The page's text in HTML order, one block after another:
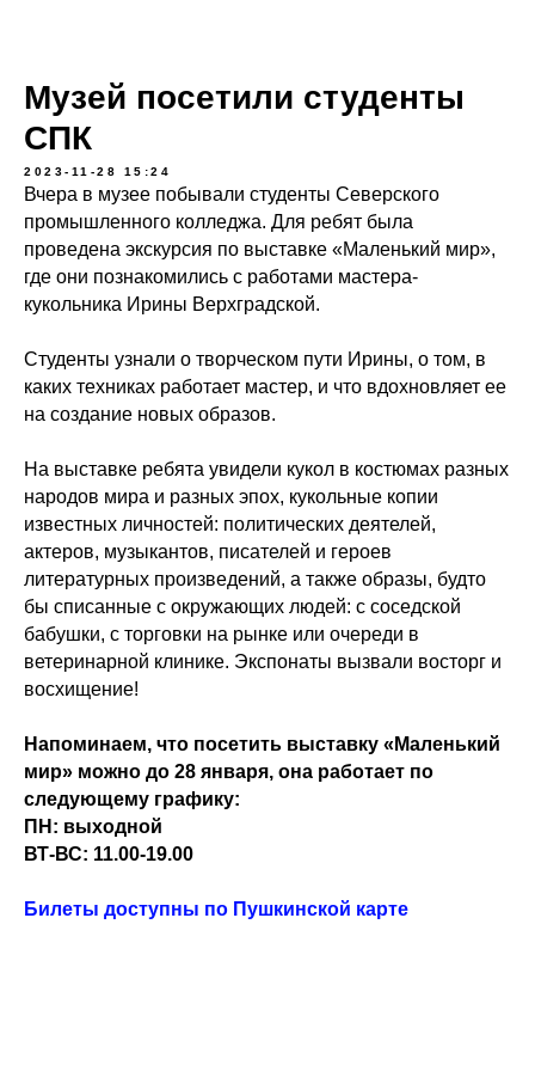
Музей посетили студенты
СПК
2023-11-28 15:24
Вчера в музее побывали студенты Северского
промышленного колледжа. Для ребят была
проведена экскурсия по выставке «Маленький мир»,
где они познакомились с работами мастера-
кукольника Ирины Верхградской.
Студенты узнали о творческом пути Ирины, о том, в
каких техниках работает мастер, и что вдохновляет ее
на создание новых образов.
На выставке ребята увидели кукол в костюмах разных
народов мира и разных эпох, кукольные копии
известных личностей: политических деятелей,
актеров, музыкантов, писателей и героев
литературных произведений, а также образы, будто
бы списанные с окружающих людей: с соседской
бабушки, с торговки на рынке или очереди в
ветеринарной клинике. Экспонаты вызвали восторг и
восхищение!
Напоминаем, что посетить выставку «Маленький
мир» можно до 28 января, она работает по
следующему графику:
ПН: выходной
ВТ-ВС: 11.00-19.00
Билеты доступны по Пушкинской карте